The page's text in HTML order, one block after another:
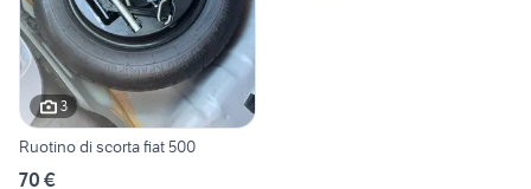
3
Ruotino di scorta fiat 500
70 €